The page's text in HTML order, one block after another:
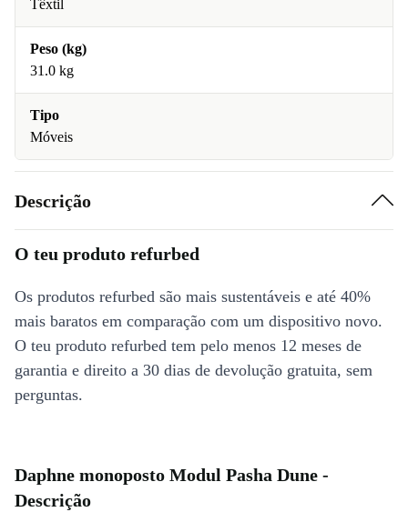
Têxtil
Peso (kg)
31.0 kg
Tipo
Móveis
Descrição
O teu produto refurbed
Os produtos refurbed são mais sustentáveis e até 40%
mais baratos em comparação com um dispositivo novo.
O teu produto refurbed tem pelo menos 12 meses de
garantia e direito a 30 dias de devolução gratuita, sem
perguntas.
Daphne monoposto Modul Pasha Dune -
Descrição